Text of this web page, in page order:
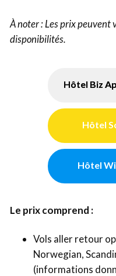
À noter : Les prix peuvent
disponibilités.
Hôtel Biz
Hôtel
Hôtel
Le prix comprend :
Vols aller retour
Norwegian,
(informations